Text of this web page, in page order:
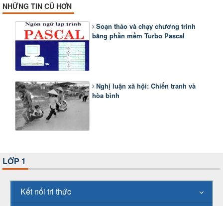
NHỮNG TIN CŨ HƠN
Soạn thảo và chạy chương trình
bằng phần mềm Turbo Pascal
Nghị luận xã hội: Chiến tranh và
hòa bình
LỚP 1
Kết nối tri thức